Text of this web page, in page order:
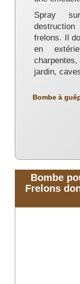
Spray
frelons. Il
en
jardin,
Bombe à
Bombe
Frelons